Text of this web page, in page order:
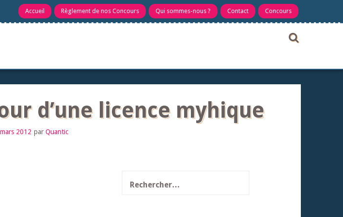
Accueil Règlement de nos Concours Qui sommes-nous ? Contact Concours
d’une licence myhique
2012 par Quantic